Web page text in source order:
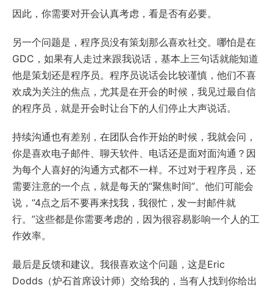
因此，你需要对开会认真考虑，看是否有必要。
另一个问题是，程序员没有策划那么喜欢社交。哪怕是在
GDC，如果有人走过来跟我说话，基本上三句话就能知道
他是策划还是程序员。程序员说话会比较谨慎，他们不喜
欢成为关注的焦点，尤其是在开会的时候，我见过最自信
的程序员，就是开会时让台下的人们停止大声说话。
持续沟通也有差别，在团队合作开始的时候，我就会问，
你是喜欢电子邮件、聊天软件、电话还是面对面沟通？因
为每个人喜好的沟通方式都不一样。不过对于程序员，还
需要注意的一个点，就是每天的“聚焦时间”。他们可能会
说，“4点之后不要再来找我，我很忙，发一封邮件就
行。”这些都是你需要考虑的，因为很容易影响一个人的工
作效率。
最后是反馈和建议。我很喜欢这个问题，这是Eric
Dodds（炉石首席设计师）交给我的，当有人找到你给出